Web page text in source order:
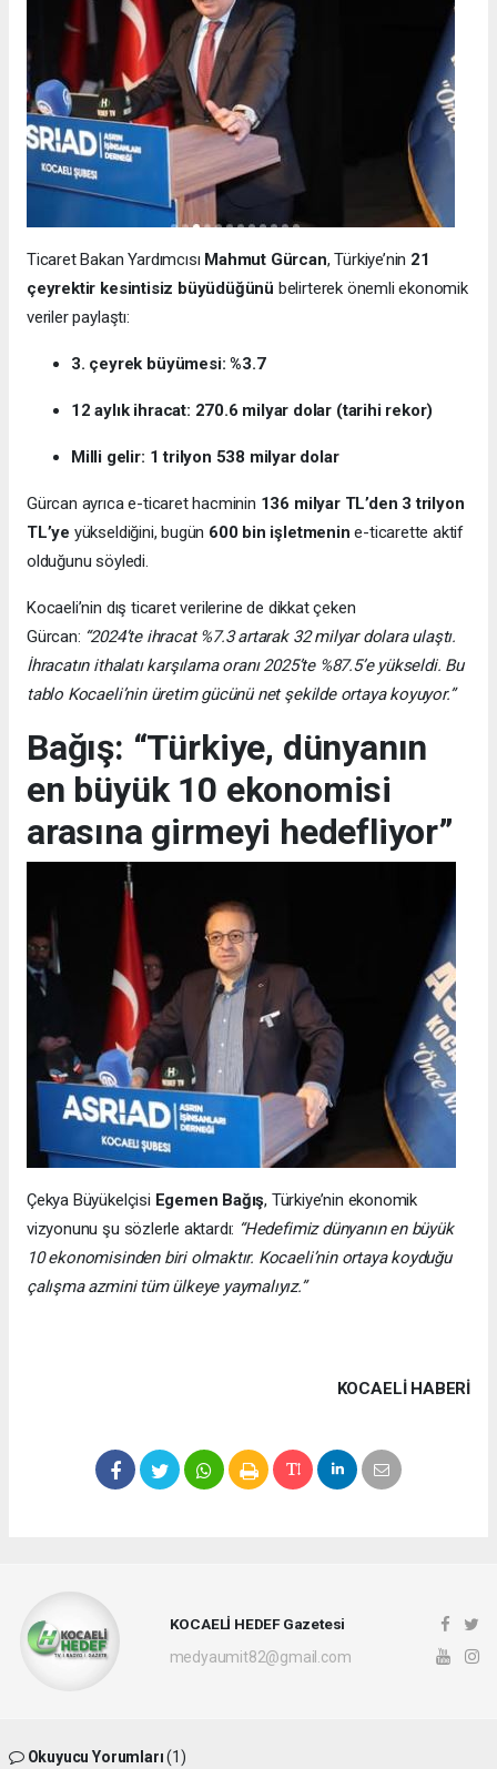
Ticaret Bakan Yardımcısı Mahmut Gürcan, Türkiye’nin 21
çeyrektir kesintisiz büyüdüğünü belirterek önemli ekonomik
veriler paylaştı:
3. çeyrek büyümesi: %3.7
12 aylık ihracat: 270.6 milyar dolar (tarihi rekor)
Milli gelir: 1 trilyon 538 milyar dolar
Gürcan ayrıca e-ticaret hacminin 136 milyar TL’den 3 trilyon
TL’ye yükseldiğini, bugün 600 bin işletmenin e-ticarette aktif
olduğunu söyledi.
Kocaeli’nin dış ticaret verilerine de dikkat çeken
Gürcan: “2024’te ihracat %7.3 artarak 32 milyar dolara ulaştı.
İhracatın ithalatı karşılama oranı 2025’te %87.5’e yükseldi. Bu
tablo Kocaeli’nin üretim gücünü net şekilde ortaya koyuyor.”
Bağış: “Türkiye, dünyanın
en büyük 10 ekonomisi
arasına girmeyi hedefliyor”
Çekya Büyükelçisi Egemen Bağış, Türkiye’nin ekonomik
vizyonunu şu sözlerle aktardı: “Hedefimiz dünyanın en büyük
10 ekonomisinden biri olmaktır. Kocaeli’nin ortaya koyduğu
çalışma azmini tüm ülkeye yaymalıyız.”
KOCAELI HABERİ
KOCAELİ HEDEF Gazetesi
medyaumit82@gmail.com
Okuyucu Yorumları(1)